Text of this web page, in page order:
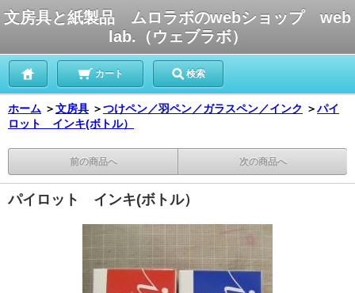
文房具と紙製品 ムロラボのwebショップ web
lab.（ウェブラボ）
カート 検索
ホーム ＞文房具 ＞つけペン／羽ペン／ガラスペン／インク ＞パイ
ロット インキ(ボトル）
前の商品へ 次の商品へ
パイロット インキ(ボトル）